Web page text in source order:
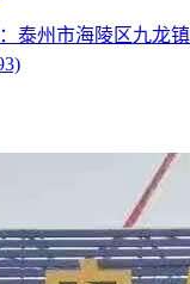
泰州市海陵区九龙